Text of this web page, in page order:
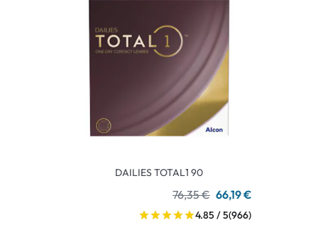
DAILIES TOTAL1 90
76,35 € 66,19 €
4.85 / 5(966)